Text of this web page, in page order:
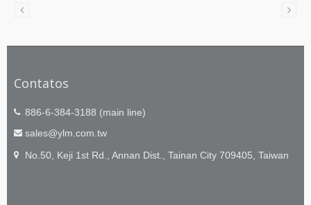
Contatos
886-6-384-3188 (main line)
sales@ylm.com.tw
No.50, Keji 1st Rd., Annan Dist., Tainan City 709405, Taiwan